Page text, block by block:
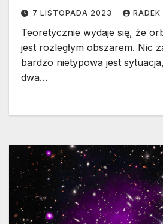
7 LISTOPADA 2023 RADEK
Teoretycznie wydaje się, że
jest rozległym obszarem. Nic
bardzo nietypowa jest
dwa…